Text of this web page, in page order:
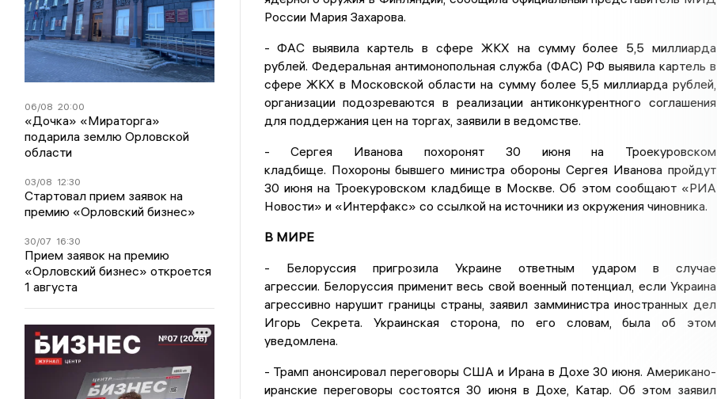
06/08 20:00
«Дочка» «Мираторга»
подарила землю Орловской
области
03/08 12:30
Стартовал прием заявок на
премию «Орловский бизнес»
30/07 16:30
Прием заявок на премию
«Орловский бизнес» откроется
1 августа
России Мария Захарова.
- ФАС выявила картель в сфере ЖКХ на сумму более 5,5 миллиарда
рублей. Федеральная антимонопольная служба (ФАС) РФ выявила картель в
сфере ЖКХ в Московской области на сумму более 5,5 миллиарда рублей,
организации подозреваются в реализации антиконкурентного соглашения
для поддержания цен на торгах, заявили в ведомстве.
- Сергея Иванова похоронят 30 июня на Троекуровском
кладбище. Похороны бывшего министра обороны Сергея Иванова пройдут
30 июня на Троекуровском кладбище в Москве. Об этом сообщают «РИА
Новости» и «Интерфакс» со ссылкой на источники из окружения чиновника.
В МИРЕ
- Белоруссия пригрозила Украине ответным ударом в случае
агрессии. Белоруссия применит весь свой военный потенциал, если Украина
агрессивно нарушит границы страны, заявил замминистра иностранных дел
Игорь Секрета. Украинская сторона, по его словам, была об этом
уведомлена.
- Трамп анонсировал переговоры США и Ирана в Дохе 30 июня. Американо-
иранские переговоры состоятся 30 июня в Дохе, Катар. Об этом заявил